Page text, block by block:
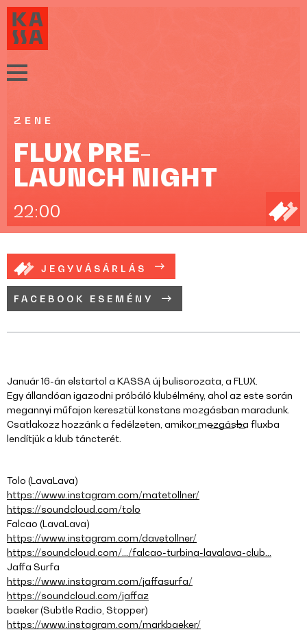
ZENE
FLUX PRE-
LAUNCH NIGHT
22:00
JEGYVÁSÁRLÁS
FACEBOOK ESEMÉNY
Január 16-án elstartol a KASSA új bulisorozata, a FLUX.
Egy állandóan igazodni próbáló klubélmény, ahol az este során
megannyi műfajon keresztül konstans mozgásban maradunk.
Csatlakozz hozzánk a fedélzeten, amikor m̵̶̵o̵̶̵z̵̶̵g̵̶̵á̵̶̵s̵̶̵b̵̶̵a̵̶̵ fluxba
lendítjük a klub táncterét.
Tolo (LavaLava)
https://www.instagram.com/matetollner/
https://soundcloud.com/tolo
Falcao (LavaLava)
https://www.instagram.com/davetollner/
https://soundcloud.com/…/falcao-turbina-lavalava-club…
Jaffa Surfa
https://www.instagram.com/jaffasurfa/
https://soundcloud.com/jaffaz
baeker (Subtle Radio, Stopper)
https://www.instagram.com/markbaeker/